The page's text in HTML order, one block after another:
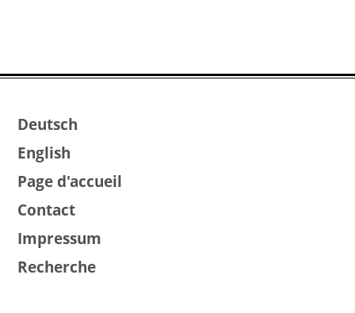
Deutsch
English
Page d'accueil
Contact
Impressum
Recherche